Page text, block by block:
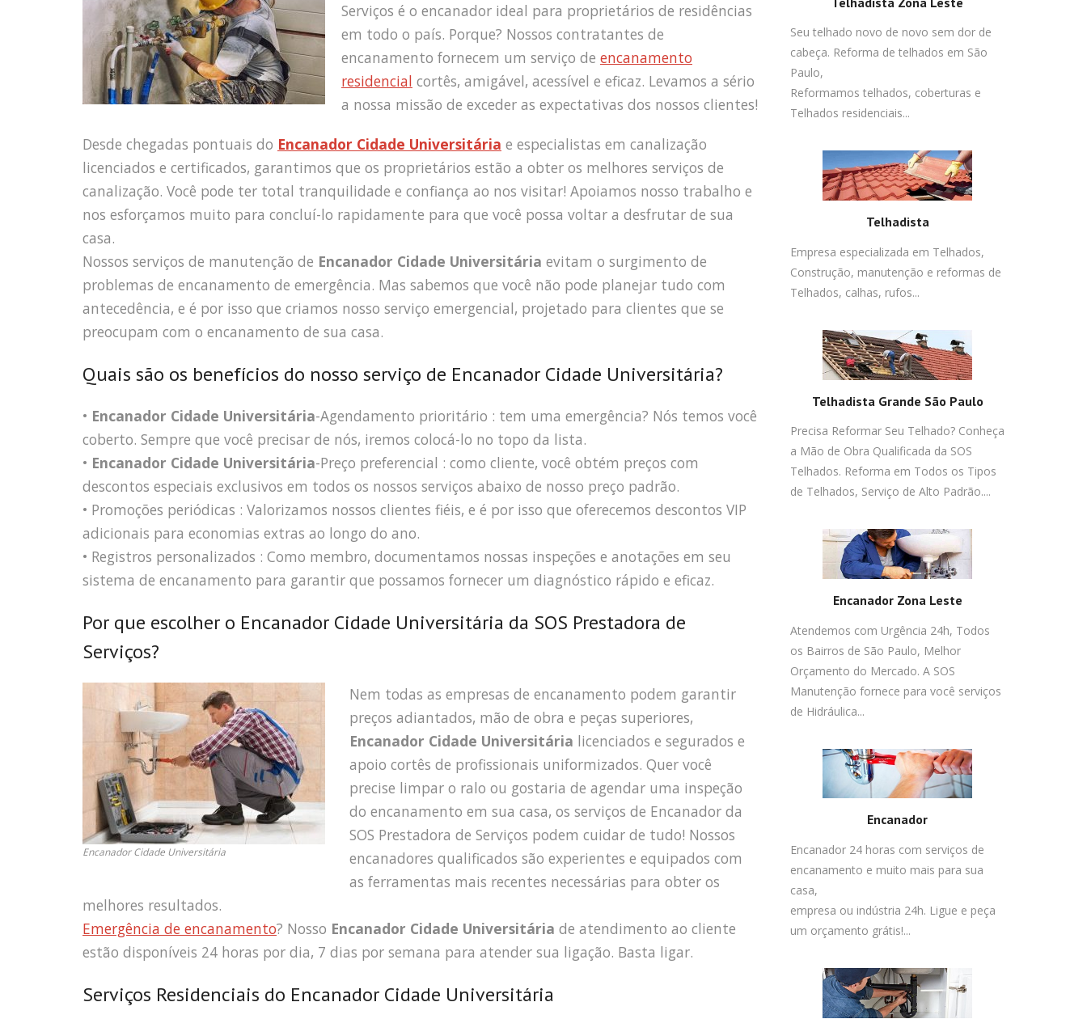
Serviços é o encanador ideal para proprietários de residências
em todo o país. Porque? Nossos contratantes de
encanamento fornecem um serviço de encanamento
residencial cortês, amigável, acessível e eficaz. Levamos a sério
a nossa missão de exceder as expectativas dos nossos clientes!
Desde chegadas pontuais do Encanador Cidade Universitária e especialistas em canalização
licenciados e certificados, garantimos que os proprietários estão a obter os melhores serviços de
canalização. Você pode ter total tranquilidade e confiança ao nos visitar! Apoiamos nosso trabalho e
nos esforçamos muito para concluí-lo rapidamente para que você possa voltar a desfrutar de sua
casa.
Nossos serviços de manutenção de Encanador Cidade Universitária evitam o surgimento de
problemas de encanamento de emergência. Mas sabemos que você não pode planejar tudo com
antecedência, e é por isso que criamos nosso serviço emergencial, projetado para clientes que se
preocupam com o encanamento de sua casa.
Quais são os benefícios do nosso serviço de Encanador Cidade Universitária?
• Encanador Cidade Universitária-Agendamento prioritário : tem uma emergência? Nós temos você
coberto. Sempre que você precisar de nós, iremos colocá-lo no topo da lista.
• Encanador Cidade Universitária-Preço preferencial : como cliente, você obtém preços com
descontos especiais exclusivos em todos os nossos serviços abaixo de nosso preço padrão.
• Promoções periódicas : Valorizamos nossos clientes fiéis, e é por isso que oferecemos descontos VIP
adicionais para economias extras ao longo do ano.
• Registros personalizados : Como membro, documentamos nossas inspeções e anotações em seu
sistema de encanamento para garantir que possamos fornecer um diagnóstico rápido e eficaz.
Por que escolher o Encanador Cidade Universitária da SOS Prestadora de
Serviços?
Encanador Cidade Universitária
Nem todas as empresas de encanamento podem garantir
preços adiantados, mão de obra e peças superiores,
Encanador Cidade Universitária licenciados e segurados e
apoio cortês de profissionais uniformizados. Quer você
precise limpar o ralo ou gostaria de agendar uma inspeção
do encanamento em sua casa, os serviços de Encanador da
SOS Prestadora de Serviços podem cuidar de tudo! Nossos
encanadores qualificados são experientes e equipados com
as ferramentas mais recentes necessárias para obter os
melhores resultados.
Emergência de encanamento? Nosso Encanador Cidade Universitária de atendimento ao cliente
estão disponíveis 24 horas por dia, 7 dias por semana para atender sua ligação. Basta ligar.
Serviços Residenciais do Encanador Cidade Universitária
Seu telhado novo de novo sem dor de
cabeça. Reforma de telhados em São
Paulo,
Reformamos telhados, coberturas e
Telhados residenciais...
Telhadista
Empresa especializada em Telhados,
Construção, manutenção e reformas de
Telhados, calhas, rufos...
Telhadista Grande São Paulo
Precisa Reformar Seu Telhado? Conheça
a Mão de Obra Qualificada da SOS
Telhados. Reforma em Todos os Tipos
de Telhados, Serviço de Alto Padrão....
Encanador Zona Leste
Atendemos com Urgência 24h, Todos
os Bairros de São Paulo, Melhor
Orçamento do Mercado. A SOS
Manutenção fornece para você serviços
de Hidráulica...
Encanador
Encanador 24 horas com serviços de
encanamento e muito mais para sua
casa,
empresa ou indústria 24h. Ligue e peça
um orçamento grátis!...